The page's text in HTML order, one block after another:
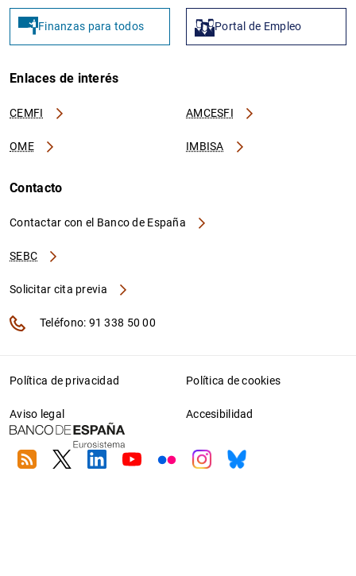
Finanzas para todos Portal de Empleo
Enlaces de interés
CEMFI AMCESFI
OME IMBISA
Contacto
Contactar con el Banco de España
SEBC
Solicitar cita previa
Teléfono: 91 338 50 00
Política de privacidad Política de cookies
Aviso legal Accesibilidad
RSS TwitterLinkedin
YoutubeFlickrInstagram
Bluesky